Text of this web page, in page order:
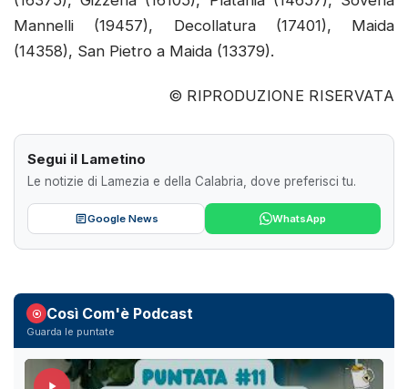
Mannelli (19457), Decollatura (17401), Maida
(14358), San Pietro a Maida (13379).
© RIPRODUZIONE RISERVATA
Segui il Lametino
Le notizie di Lamezia e della Calabria, dove preferisci tu.
Google News WhatsApp
Così Com'è Podcast
Guarda le puntate